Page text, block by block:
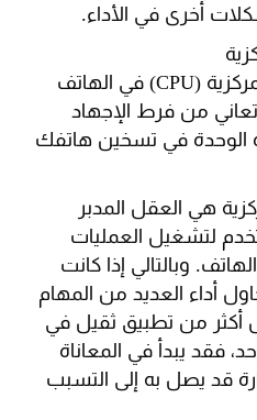
أخرى في الأداء.
إذا كانت وحدة المعالجة المركزية (CPU) في الهاتف
من فرط الإجهاد
الوحدة في تسخين هاتفك
هي العقل المدبر
لتشغيل العمليات
وبالتالي إذا كانت
أداء العديد من المهام
من تطبيق ثقيل في
فقد يبدأ في المعاناة
قد يصل به إلى التسبب